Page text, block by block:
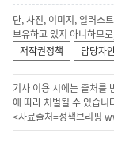
단, 사진, 이미지, 일러스
보유하고 있지 아니하므
저작권정책
담당자
기사 이용 시에는 출처를
에 따라 처벌될 수 있습니
<자료출처=정책브리핑